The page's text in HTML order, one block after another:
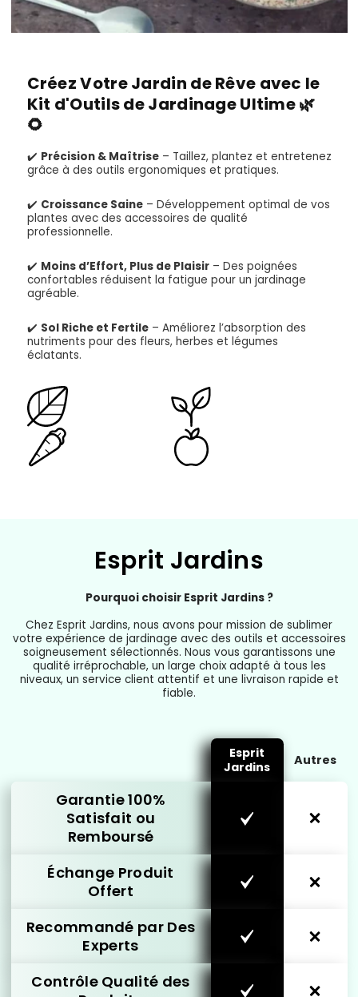
Créez Votre Jardin de Rêve avec le
Kit d'Outils de Jardinage Ultime 🌿
🌻
✔️ Précision & Maîtrise– Taillez, plantez et entretenez
grâce à des outils ergonomiques et pratiques.
✔️ Croissance Saine– Développement optimal de vos
plantes avec des accessoires de qualité
professionnelle.
✔️ Moins d’Effort, Plus de Plaisir– Des poignées
confortables réduisent la fatigue pour un jardinage
agréable.
✔️ Sol Riche et Fertile– Améliorez l’absorption des
nutriments pour des fleurs, herbes et légumes
éclatants.
Esprit Jardins
Pourquoi choisir Esprit Jardins ?
Chez Esprit Jardins, nous avons pour mission de sublimer
votre expérience de jardinage avec des outils et accessoires
soigneusement sélectionnés. Nous vous garantissons une
qualité irréprochable, un large choix adapté à tous les
niveaux, un service client attentif et une livraison rapide et
fiable.
Esprit
Jardins
Autres
Garantie 100%
Satisfait ou
Remboursé
Échange Produit
Offert
Recommandé par Des
Experts
Contrôle Qualité des